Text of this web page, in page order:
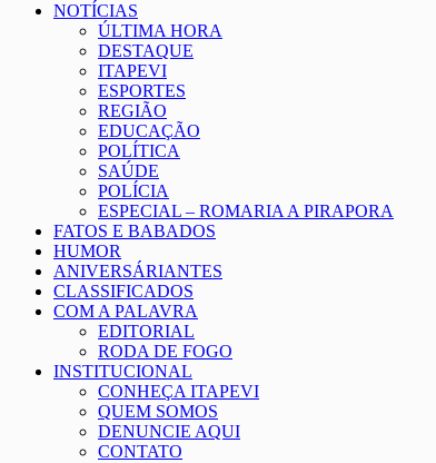
NOTÍCIAS
ÚLTIMA HORA
DESTAQUE
ITAPEVI
ESPORTES
REGIÃO
EDUCAÇÃO
POLÍTICA
SAÚDE
POLÍCIA
ESPECIAL – ROMARIA A PIRAPORA
FATOS E BABADOS
HUMOR
ANIVERSÁRIANTES
CLASSIFICADOS
COM A PALAVRA
EDITORIAL
RODA DE FOGO
INSTITUCIONAL
CONHEÇA ITAPEVI
QUEM SOMOS
DENUNCIE AQUI
CONTATO